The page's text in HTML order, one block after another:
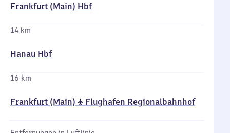
Frankfurt (Main) Hbf
14 km
Hanau Hbf
16 km
Frankfurt (Main) ✈ Flughafen Regionalbahnhof